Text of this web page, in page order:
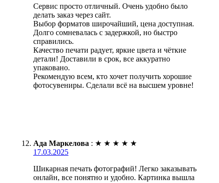
Сервис просто отличный. Очень удобно было
делать заказ через сайт.
Выбор форматов широчайший, цена доступная.
Долго сомневалась с задержкой, но быстро
справились.
Качество печати радует, яркие цвета и чёткие
детали! Доставили в срок, все аккуратно
упаковано.
Рекомендую всем, кто хочет получить хорошие
фотосувениры. Сделали всё на высшем уровне!
Ада Маркелова : ★ ★ ★ ★ ★
17.03.2025
Шикарная печать фотографий! Легко заказывать
онлайн, все понятно и удобно. Картинка вышла